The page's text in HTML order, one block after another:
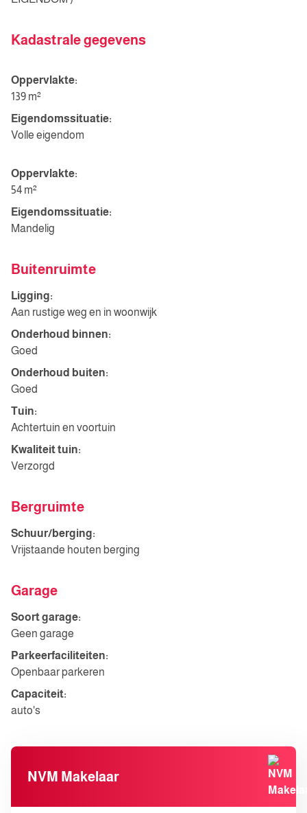
Kadastrale gegevens
Oppervlakte:
139 m²
Eigendomssituatie:
Volle eigendom
Oppervlakte:
54 m²
Eigendomssituatie:
Mandelig
Buitenruimte
Ligging:
Aan rustige weg en in woonwijk
Onderhoud binnen:
Goed
Onderhoud buiten:
Goed
Tuin:
Achtertuin en voortuin
Kwaliteit tuin:
Verzorgd
Bergruimte
Schuur/berging:
Vrijstaande houten berging
Garage
Soort garage:
Geen garage
Parkeerfaciliteiten:
Openbaar parkeren
Capaciteit:
auto's
NVM Makelaar